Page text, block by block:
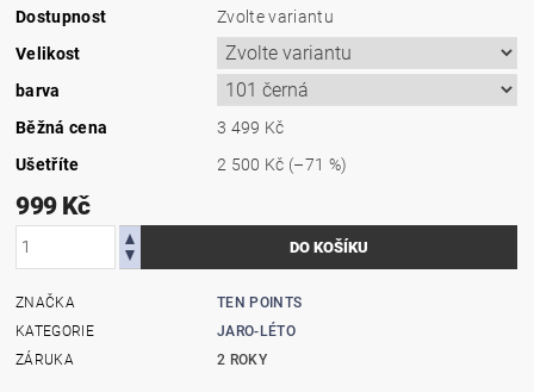
Dostupnost
Zvolte variantu
Velikost
barva
Běžná cena
3 499 Kč
Ušetříte
2 500 Kč (–71 %)
999 Kč
ZNAČKA
TEN POINTS
KATEGORIE
JARO-LÉTO
ZÁRUKA
2 ROKY